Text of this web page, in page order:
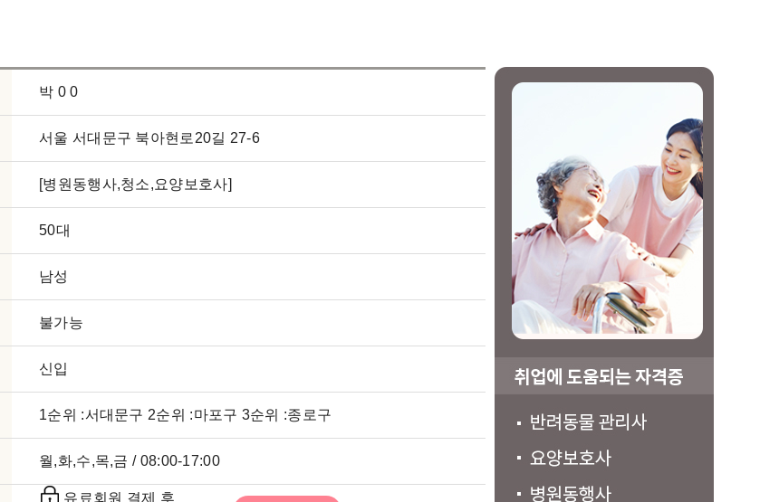
박 0 0
서울 서대문구 북아현로20길 27-6
[병원동행사,청소,요양보호사]
50대
남성
불가능
신입
1순위 :서대문구 2순위 :마포구 3순위 :종로구
월,화,수,목,금 / 08:00-17:00
유료회원 결제 후